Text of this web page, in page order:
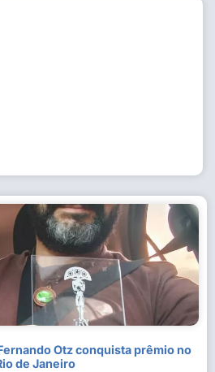
Otz conquista prêmio no
de Janeiro